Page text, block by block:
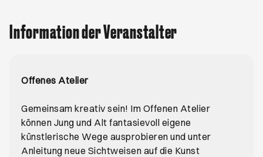
Information der Veranstalter
Offenes Atelier
Gemeinsam kreativ sein! Im Offenen Atelier
können Jung und Alt fantasievoll eigene
künstlerische Wege ausprobieren und unter
Anleitung neue Sichtweisen auf die Kunst